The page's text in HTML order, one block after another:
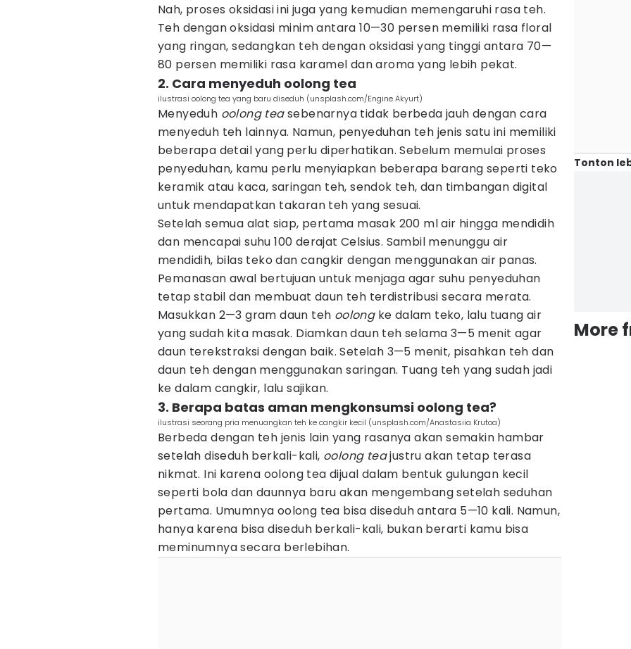
Nah, proses oksidasi ini juga yang kemudian memengaruhi rasa teh.
Teh dengan oksidasi minim antara 10—30 persen memiliki rasa floral
yang ringan, sedangkan teh dengan oksidasi yang tinggi antara 70—
80 persen memiliki rasa karamel dan aroma yang lebih pekat.
2. Cara menyeduh oolong tea
ilustrasi oolong tea yang baru diseduh (unsplash.com/Engine Akyurt)
Menyeduh oolong teasebenarnya tidak berbeda jauh dengan cara
menyeduh teh lainnya. Namun, penyeduhan teh jenis satu ini memiliki
beberapa detail yang perlu diperhatikan. Sebelum memulai proses
penyeduhan, kamu perlu menyiapkan beberapa barang seperti teko
keramik atau kaca, saringan teh, sendok teh, dan timbangan digital
untuk mendapatkan takaran teh yang sesuai.
Setelah semua alat siap, pertama masak 200 ml air hingga mendidih
dan mencapai suhu 100 derajat Celsius. Sambil menunggu air
mendidih, bilas teko dan cangkir dengan menggunakan air panas.
Pemanasan awal bertujuan untuk menjaga agar suhu penyeduhan
tetap stabil dan membuat daun teh terdistribusi secara merata.
Masukkan 2—3 gram daun teh oolong ke dalam teko, lalu tuang air
yang sudah kita masak. Diamkan daun teh selama 3—5 menit agar
daun terekstraksi dengan baik. Setelah 3—5 menit, pisahkan teh dan
daun teh dengan menggunakan saringan. Tuang teh yang sudah jadi
ke dalam cangkir, lalu sajikan.
3. Berapa batas aman mengkonsumsi oolong tea?
ilustrasi seorang pria menuangkan teh ke cangkir kecil (unsplash.com/Anastasiia Krutoa)
Berbeda dengan teh jenis lain yang rasanya akan semakin hambar
setelah diseduh berkali-kali, oolong teajustru akan tetap terasa
nikmat. Ini karena oolong tea dijual dalam bentuk gulungan kecil
seperti bola dan daunnya baru akan mengembang setelah seduhan
pertama. Umumnya oolong tea bisa diseduh antara 5—10 kali. Namun,
hanya karena bisa diseduh berkali-kali, bukan berarti kamu bisa
meminumnya secara berlebihan.
Tonton
More